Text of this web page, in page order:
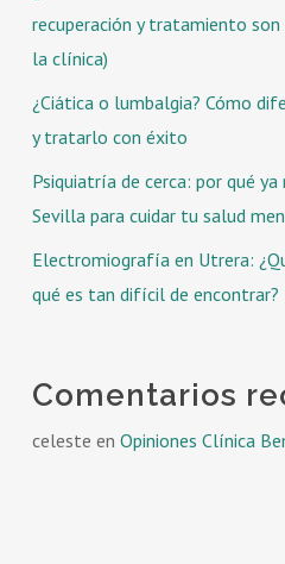
recuperación y tratamiento son
la clínica)
¿Ciática o lumbalgia? Cómo
y tratarlo con éxito
Psiquiatría de cerca: por qué
Sevilla para cuidar tu salud
Electromiografía en Utrera:
qué es tan difícil de encontrar?
Comentarios
celeste en Opiniones Clínica